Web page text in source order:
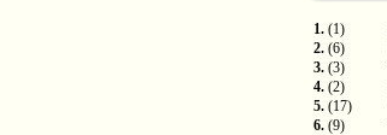
1. (1)
2. (6)
3. (3)
4. (2)
5. (17)
6. (9)